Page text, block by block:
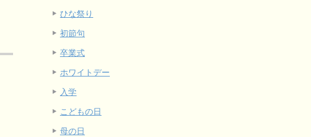
ひな祭り
初節句
卒業式
ホワイトデー
入学
こどもの日
母の日